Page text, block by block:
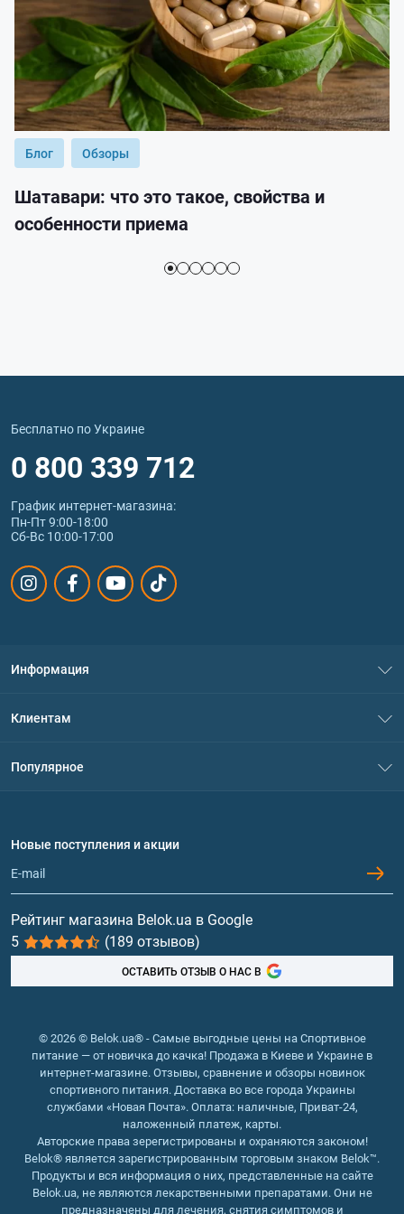
Блог Обзоры
Шатавари: что это такое, свойства и
особенности приема
Бесплатно по Украине
0 800 339 712
График интернет‑магазина:
Пн-Пт 9:00-18:00
Сб-Вс 10:00-17:00
Информация
Политика конфиденциальности
Обмен и возврат
Клиентам
Популярное
Протеин
Гейнеры
Витамины и минералы
Рыбий жир, жирные кислоты
Новые поступления и акции
Рейтинг магазина Belok.ua в Google
5
(189 отзывов)
ОСТАВИТЬ ОТЗЫВ О НАС В
© 2026 © Belok.ua® - Самые выгодные цены на Спортивное
питание — от новичка до качка! Продажа в Киеве и Украине в
интернет-магазине. Отзывы, сравнение и обзоры новинок
спортивного питания. Доставка во все города Украины
службами «Новая Почта». Оплата: наличные, Приват-24,
наложенный платеж, карты.
Авторские права зерегистрированы и охраняются законом!
Belok® является зарегистрированным торговым знаком Belok™.
Продукты и вся информация о них, представленные на сайте
Belok.ua, не являются лекарственными препаратами. Они не
предназначены для лечения, снятия симптомов и